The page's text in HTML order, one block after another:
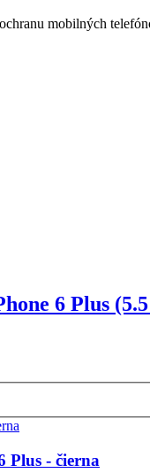
mobilných
6 Plus
Plus - čierna